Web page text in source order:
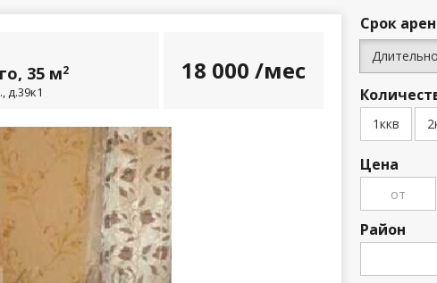
Срок
Длительно
1ккв
Цена
Район
35 м2
д.39к1
18 000 /мес